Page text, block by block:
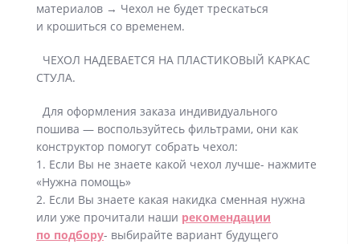
материалов → Чехол не будет трескаться
и крошиться со временем.
ЧЕХОЛ НАДЕВАЕТСЯ НА ПЛАСТИКОВЫЙ КАРКАС
СТУЛА.
Для оформления заказа индивидуального
пошива — воспользуйтесь фильтрами, они как
конструктор помогут собрать чехол:
1. Если Вы не знаете какой чехол лучше- нажмите
«Нужна помощь»
2. Если Вы знаете какая накидка сменная нужна
или уже прочитали наши рекомендации
по подбору- выбирайте вариант будущего